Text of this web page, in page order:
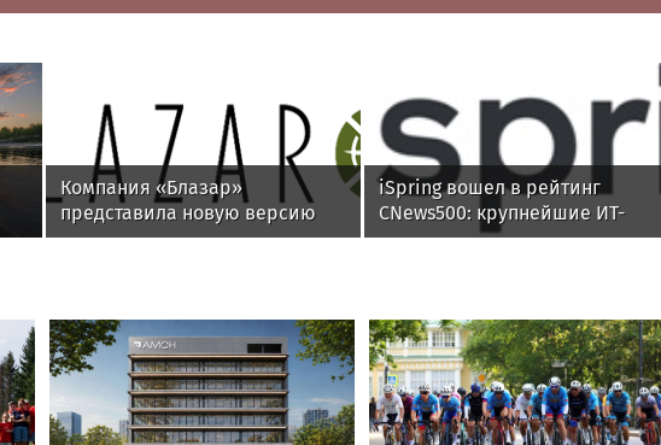
Компания «Блазар»
представила новую версию
системы контроля сетевого
iSpring вошел в рейтинг
CNews500: крупнейшие ИТ-
компании России